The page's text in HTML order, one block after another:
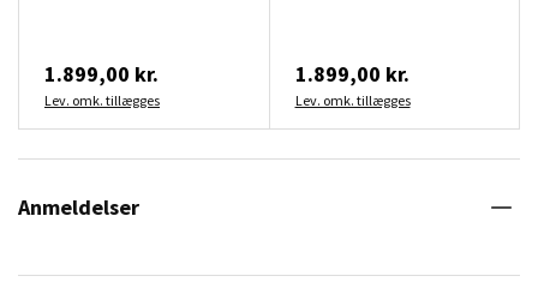
1.899,00 kr.
Lev. omk. tillægges
1.899,00 kr.
Lev. omk. tillægges
Anmeldelser